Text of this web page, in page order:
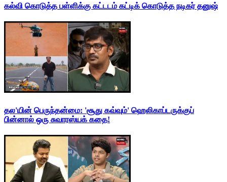
கல்வி கொடுத்த பள்ளிக்கு கட்டடம் கட்டிக் கொடுத்த நடிகர் தனுஷ்
தல'யின் பெருந்தன்மை: 'சூது கவ்வும்' ஹெலிகாப்டருக்குப்
பின்னால் ஒரு சுவாரஸ்யக் கதை!